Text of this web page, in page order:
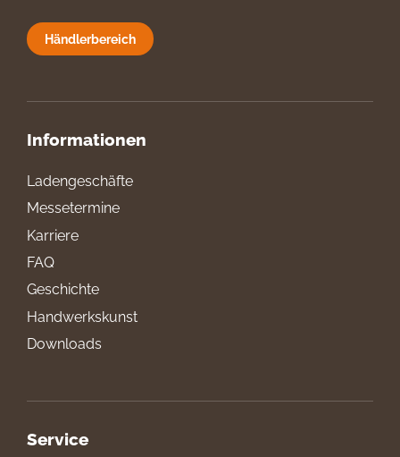
Händlerbereich
Informationen
Ladengeschäfte
Messetermine
Karriere
FAQ
Geschichte
Handwerkskunst
Downloads
Service